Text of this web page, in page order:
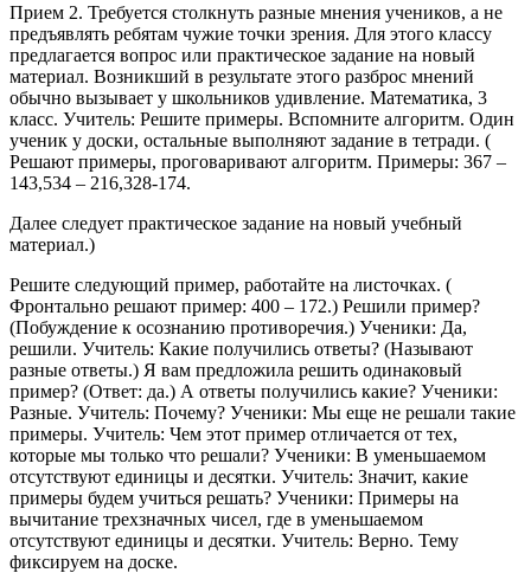
Прием 2. Требуется столкнуть разные мнения учеников, а не
предъявлять ребятам чужие точки зрения. Для этого классу
предлагается вопрос или практическое задание на новый
материал. Возникший в результате этого разброс мнений
обычно вызывает у школьников удивление. Математика, 3
класс. Учитель: Решите примеры. Вспомните алгоритм. Один
ученик у доски, остальные выполняют задание в тетради. (
Решают примеры, проговаривают алгоритм. Примеры: 367 –
143,534 – 216,328-174.
Далее следует практическое задание на новый учебный
материал.)
Решите следующий пример, работайте на листочках. (
Фронтально решают пример: 400 – 172.) Решили пример?
(Побуждение к осознанию противоречия.) Ученики: Да,
решили. Учитель: Какие получились ответы? (Называют
разные ответы.) Я вам предложила решить одинаковый
пример? (Ответ: да.) А ответы получились какие? Ученики:
Разные. Учитель: Почему? Ученики: Мы еще не решали такие
примеры. Учитель: Чем этот пример отличается от тех,
которые мы только что решали? Ученики: В уменьшаемом
отсутствуют единицы и десятки. Учитель: Значит, какие
примеры будем учиться решать? Ученики: Примеры на
вычитание трехзначных чисел, где в уменьшаемом
отсутствуют единицы и десятки. Учитель: Верно. Тему
фиксируем на доске.